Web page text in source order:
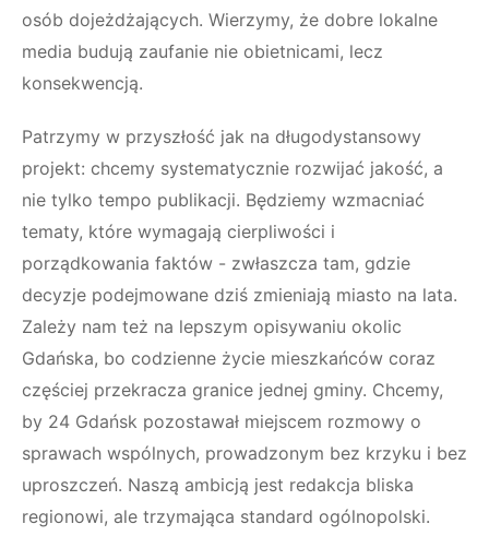
osób dojeżdżających. Wierzymy, że dobre lokalne
media budują zaufanie nie obietnicami, lecz
konsekwencją.
Patrzymy w przyszłość jak na długodystansowy
projekt: chcemy systematycznie rozwijać jakość, a
nie tylko tempo publikacji. Będziemy wzmacniać
tematy, które wymagają cierpliwości i
porządkowania faktów - zwłaszcza tam, gdzie
decyzje podejmowane dziś zmieniają miasto na lata.
Zależy nam też na lepszym opisywaniu okolic
Gdańska, bo codzienne życie mieszkańców coraz
częściej przekracza granice jednej gminy. Chcemy,
by 24 Gdańsk pozostawał miejscem rozmowy o
sprawach wspólnych, prowadzonym bez krzyku i bez
uproszczeń. Naszą ambicją jest redakcja bliska
regionowi, ale trzymająca standard ogólnopolski.